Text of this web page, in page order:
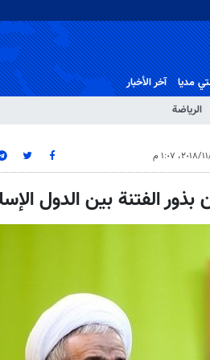
الرياضة
مدیا آخر الأخبار
الفتنة بين الدول